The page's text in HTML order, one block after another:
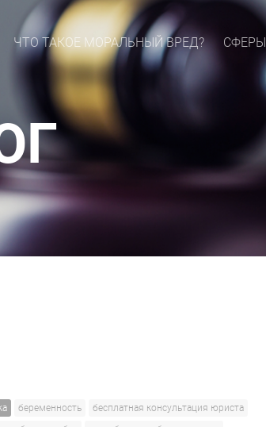
ЧТО ТАКОЕ МОРАЛЬНЫЙ ВРЕД? СФЕРЫ
беременность
бесплатная консультация юриста